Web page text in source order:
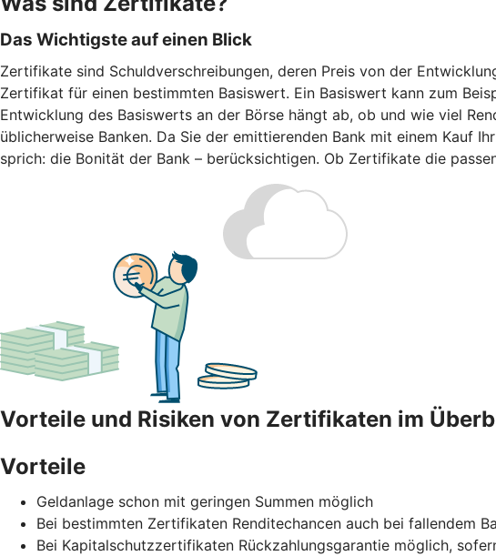
Das Wichtigste auf einen Blick
Zertifikate sind Schuldverschreibungen, deren Preis von der
Zertifikat für einen bestimmten Basiswert. Ein Basiswert kann zum
Entwicklung des Basiswerts an der Börse hängt ab, ob und wie viel
üblicherweise Banken. Da Sie der emittierenden Bank mit einem Kauf
sprich: die Bonität der Bank – berücksichtigen. Ob Zertifikate die
Vorteile und Risiken von Zertifikaten im
Vorteile
Geldanlage schon mit geringen Summen möglich
Bei bestimmten Zertifikaten Renditechancen auch bei fallendem
Bei Kapitalschutzzertifikaten Rückzahlungsgarantie möglich,